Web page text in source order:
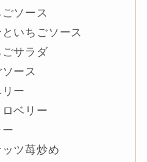
ソース
いちごソース
ごサラダ
ース
ー
ベリー
ツ苺炒め